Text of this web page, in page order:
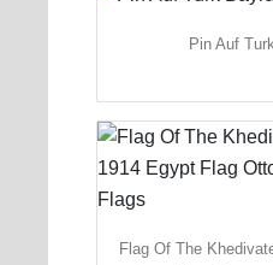
Pin Auf
Flag Of The